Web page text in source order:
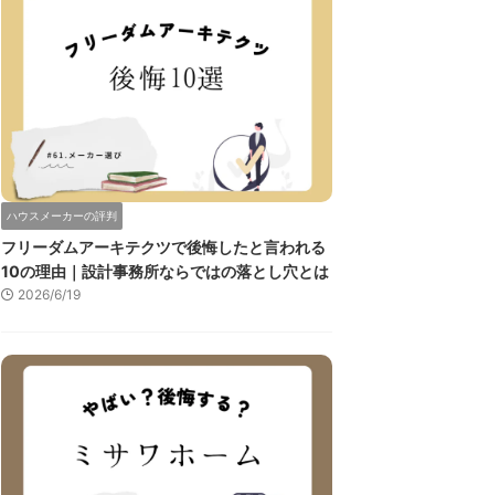
ハウスメーカーの評判
フリーダムアーキテクツで後悔したと言われる
10の理由｜設計事務所ならではの落とし穴とは
2026/6/19